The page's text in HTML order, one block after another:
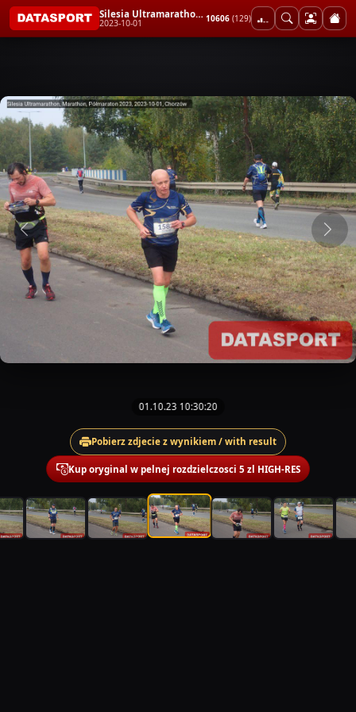
Silesia Ultramarathon, Marathon, Półmaraton 2023
2023-10-01 10606 (129)
01.10.23 10:30:20
Pobierz zdjecie z wynikiem / with result
Kup oryginal w pelnej rozdzielczosci 5 zl HIGH-RES